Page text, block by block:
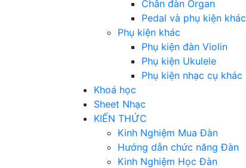
Chân đàn Organ
Pedal và phụ kiện khác
Phụ kiện khác
Phụ kiện đàn Violin
Phụ kiện Ukulele
Phụ kiện nhạc cụ khác
Khoá học
Sheet Nhạc
KIẾN THỨC
Kinh Nghiệm Mua Đàn
Hướng dẫn chức năng Đàn
Kinh Nghiệm Học Đàn